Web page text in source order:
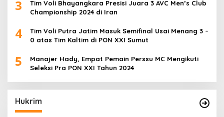
3
Tim Voli Bhayangkara Presisi Juara 3 AVC Men’s Club
Championship 2024 di Iran
4
Tim Voli Putra Jatim Masuk Semifinal Usai Menang 3 –
0 atas Tim Kaltim di PON XXI Sumut
5
Manajer Hady, Empat Pemain Perssu MC Mengikuti
Seleksi Pra PON XXI Tahun 2024
Hukrim